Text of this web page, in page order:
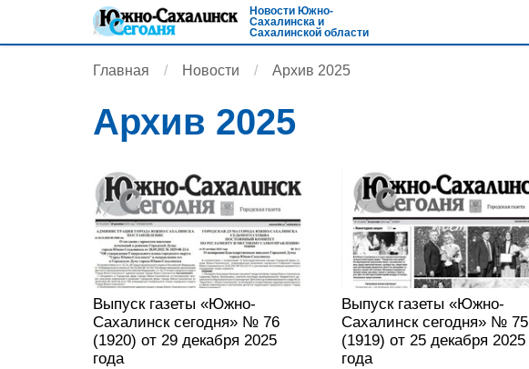
Новости Южно-
Сахалинска и
Сахалинской области
Главная Новости Архив 2025
Архив 2025
Выпуск газеты «Южно-
Сахалинск сегодня» № 76
(1920) от 29 декабря 2025
года
Выпуск газеты «Южно-
Сахалинск сегодня» № 75
(1919) от 25 декабря 2025
года